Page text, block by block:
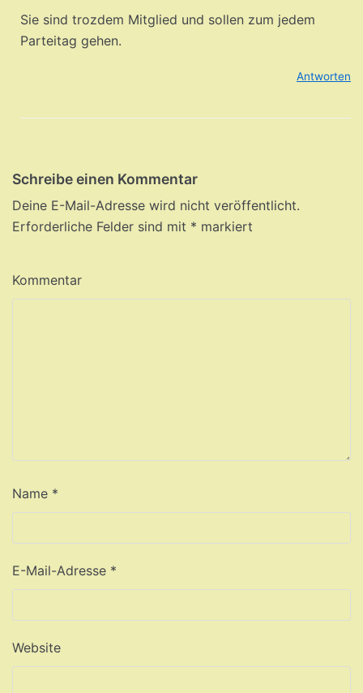
Sie sind trozdem Mitglied und sollen zum jedem
Parteitag gehen.
Antworten
Schreibe einen Kommentar
Deine E-Mail-Adresse wird nicht veröffentlicht.
Erforderliche Felder sind mit * markiert
Kommentar
Name *
E-Mail-Adresse *
Website